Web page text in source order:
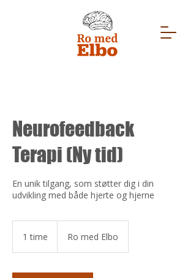
Neurofeedback
Terapi (Ny tid)
En unik tilgang, som støtter dig i din
udvikling med både hjerte og hjerne
1 time
m
Ro med Elbo